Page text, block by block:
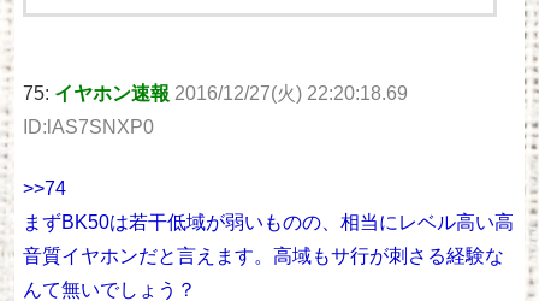
75: イヤホン速報 2016/12/27(火) 22:20:18.69
ID:lAS7SNXP0
>>74
まずBK50は若干低域が弱いものの、相当にレベル高い高
音質イヤホンだと言えます。高域もサ行が刺さる経験な
んて無いでしょう？